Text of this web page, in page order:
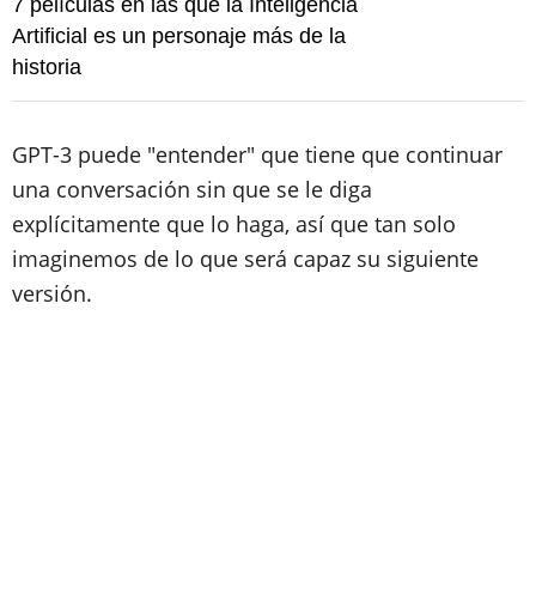
7 películas en las que la Inteligencia
Artificial es un personaje más de la
historia
GPT-3 puede "entender" que tiene que continuar
una conversación sin que se le diga
explícitamente que lo haga, así que tan solo
imaginemos de lo que será capaz su siguiente
versión.